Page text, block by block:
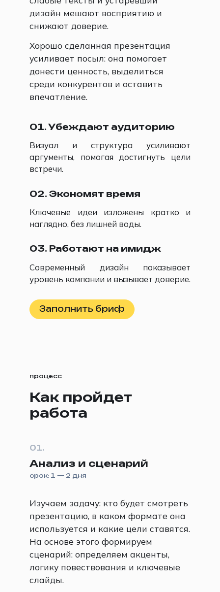
дизайн мешают восприятию и
снижают доверие.
Хорошо сделанная презентация
усиливает посыл: она помогает
донести ценность, выделиться
среди конкурентов и оставить
впечатление.
01. Убеждают аудиторию
Визуал и структура усиливают
аргументы, помогая достигнуть цели
встречи.
02. Экономят время
Ключевые идеи изложены кратко и
наглядно, без лишней воды.
03. Работают на имидж
Современный дизайн показывает
уровень компании и вызывает доверие.
Заполнить бриф
процесс
Как пройдет
работа
01.
Анализ и сценарий
срок: 1 — 2 дня
Изучаем задачу: кто будет смотреть
презентацию, в каком формате она
используется и какие цели ставятся.
На основе этого формируем
сценарий: определяем акценты,
логику повествования и ключевые
слайды.